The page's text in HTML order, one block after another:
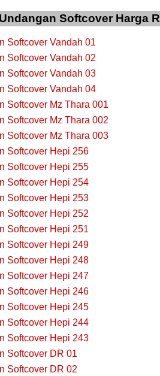
Softcover Harga
Softcover Vandah 01
Softcover Vandah 02
Softcover Vandah 03
Softcover Vandah 04
Softcover Mz Thara 001
Softcover Mz Thara 002
Softcover Mz Thara 003
Softcover Hepi 256
Softcover Hepi 255
Softcover Hepi 254
Softcover Hepi 253
Softcover Hepi 252
Softcover Hepi 251
Softcover Hepi 249
Softcover Hepi 248
Softcover Hepi 247
Softcover Hepi 246
Softcover Hepi 245
Softcover Hepi 244
Softcover Hepi 243
Softcover DR 01
Softcover DR 02